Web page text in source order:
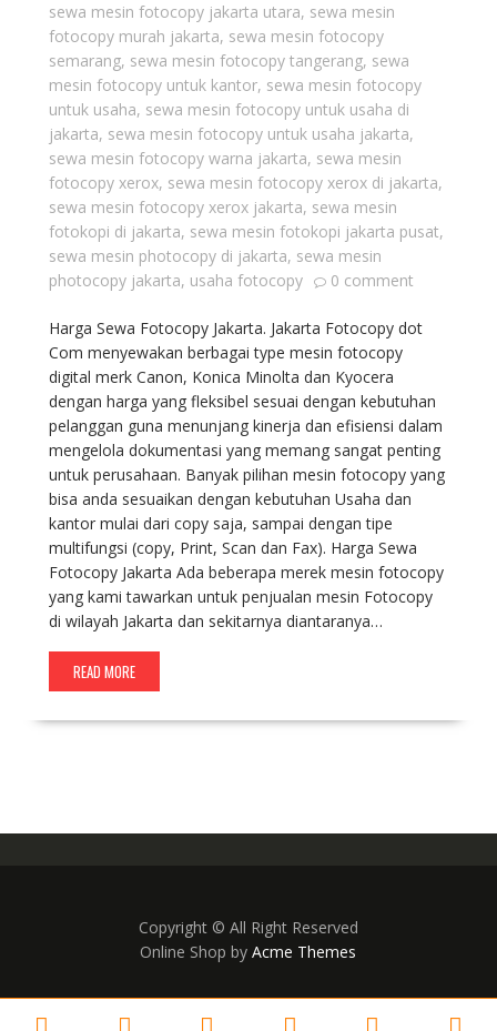
sewa mesin fotocopy jakarta utara, sewa mesin
fotocopy murah jakarta, sewa mesin fotocopy
semarang, sewa mesin fotocopy tangerang, sewa
mesin fotocopy untuk kantor, sewa mesin fotocopy
untuk usaha, sewa mesin fotocopy untuk usaha di
jakarta, sewa mesin fotocopy untuk usaha jakarta,
sewa mesin fotocopy warna jakarta, sewa mesin
fotocopy xerox, sewa mesin fotocopy xerox di jakarta,
sewa mesin fotocopy xerox jakarta, sewa mesin
fotokopi di jakarta, sewa mesin fotokopi jakarta pusat,
sewa mesin photocopy di jakarta, sewa mesin
photocopy jakarta, usaha fotocopy 0 comment
Harga Sewa Fotocopy Jakarta. Jakarta Fotocopy dot
Com menyewakan berbagai type mesin fotocopy
digital merk Canon, Konica Minolta dan Kyocera
dengan harga yang fleksibel sesuai dengan kebutuhan
pelanggan guna menunjang kinerja dan efisiensi dalam
mengelola dokumentasi yang memang sangat penting
untuk perusahaan. Banyak pilihan mesin fotocopy yang
bisa anda sesuaikan dengan kebutuhan Usaha dan
kantor mulai dari copy saja, sampai dengan tipe
multifungsi (copy, Print, Scan dan Fax). Harga Sewa
Fotocopy Jakarta Ada beberapa merek mesin fotocopy
yang kami tawarkan untuk penjualan mesin Fotocopy
di wilayah Jakarta dan sekitarnya diantaranya…
READ MORE
Copyright © All Right Reserved
Online Shop byAcme Themes